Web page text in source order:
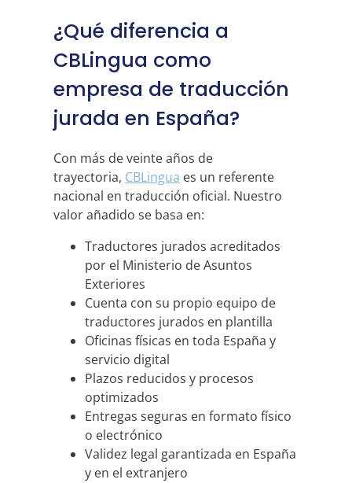
¿Qué diferencia a
CBLingua como
empresa de traducción
jurada en España?
Con más de veinte años de
trayectoria, CBLingua es un referente
nacional en traducción oficial. Nuestro
valor añadido se basa en:
Traductores jurados acreditados
por el Ministerio de Asuntos
Exteriores
Cuenta con su propio equipo de
traductores jurados en plantilla
Oficinas físicas en toda España y
servicio digital
Plazos reducidos y procesos
optimizados
Entregas seguras en formato físico
o electrónico
Validez legal garantizada en España
y en el extranjero